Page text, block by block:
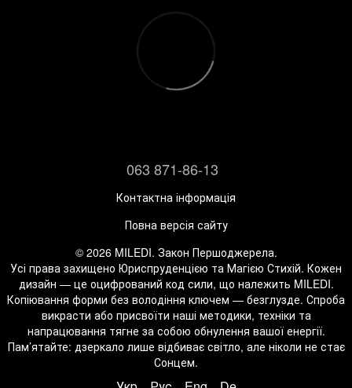
063 871-86-13
Контактна інформація
Повна версія сайту
© 2026 MILEDI. Закон Першоджерела.
Усі права захищено Юриспруденцією та Магією Стихій. Кожен
дизайн — це оцифрований код сили, що належить MILEDI.
Копіювання форми без володіння ключем — безглузде. Спроба
викрасти або присвоїти наші методики, техніки та
напрацювання тягне за собою обнулення вашої енергії.
Пам’ятайте: дзеркало лише відбиває світло, але ніколи не стає
Сонцем.